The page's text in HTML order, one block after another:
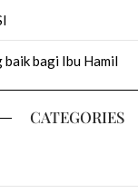
bagi Ibu Hamil
CATEGORIES